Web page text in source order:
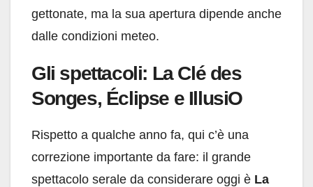
gettonate, ma la sua apertura dipende anche
dalle condizioni meteo.
Gli spettacoli: La Clé des
Songes, Éclipse e IllusiO
Rispetto a qualche anno fa, qui c’è una
correzione importante da fare: il grande
spettacolo serale da considerare oggi è La